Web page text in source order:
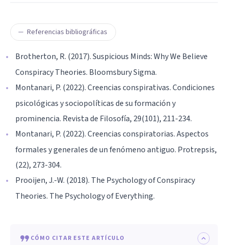
Referencias bibliográficas
Brotherton, R. (2017). Suspicious Minds: Why We Believe
Conspiracy Theories. Bloomsbury Sigma.
Montanari, P. (2022). Creencias conspirativas. Condiciones
psicológicas y sociopolíticas de su formación y
prominencia. Revista de Filosofía, 29(101), 211-234.
Montanari, P. (2022). Creencias conspiratorias. Aspectos
formales y generales de un fenómeno antiguo. Protrepsis,
(22), 273-304.
Prooijen, J.-W. (2018). The Psychology of Conspiracy
Theories. The Psychology of Everything.
CÓMO CITAR ESTE ARTÍCULO